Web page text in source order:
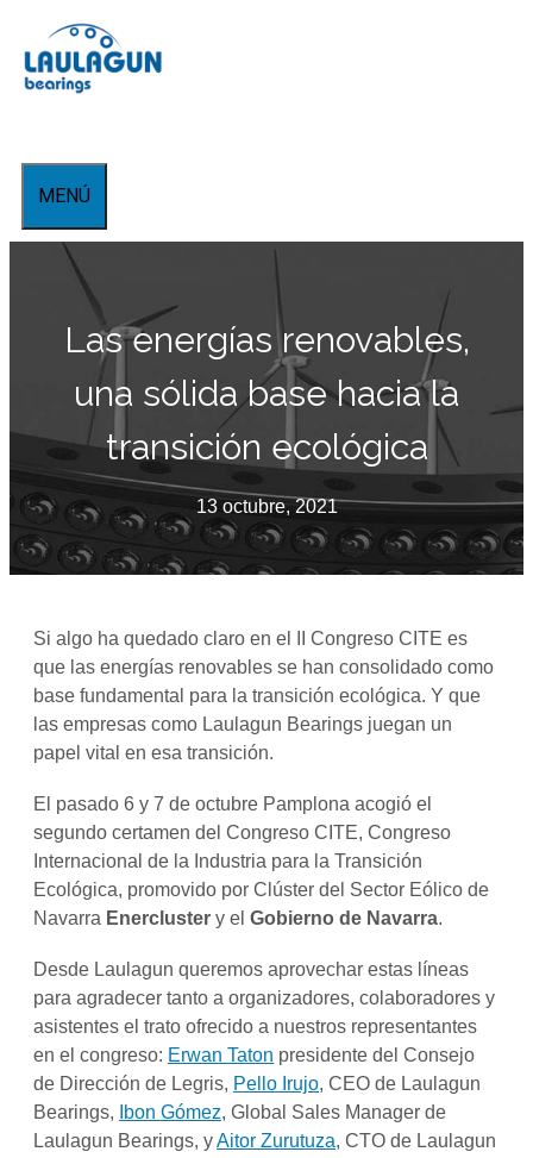
contenido
MENÚ
Las energías renovables,
una sólida base hacia la
transición ecológica
13 octubre, 2021
Si algo ha quedado claro en el II Congreso CITE es
que las energías renovables se han consolidado como
base fundamental para la transición ecológica. Y que
las empresas como Laulagun Bearings juegan un
papel vital en esa transición.
El pasado 6 y 7 de octubre Pamplona acogió el
segundo certamen del Congreso CITE, Congreso
Internacional de la Industria para la Transición
Ecológica, promovido por Clúster del Sector Eólico de
Navarra Enercluster y el Gobierno de Navarra.
Desde Laulagun queremos aprovechar estas líneas
para agradecer tanto a organizadores, colaboradores y
asistentes el trato ofrecido a nuestros representantes
en el congreso: Erwan Taton presidente del Consejo
de Dirección de Legris, Pello Irujo, CEO de Laulagun
Bearings,
Ibon Gómez, Global Sales Manager de
Laulagun Bearings, yAitor Zurutuza, CTO de Laulagun